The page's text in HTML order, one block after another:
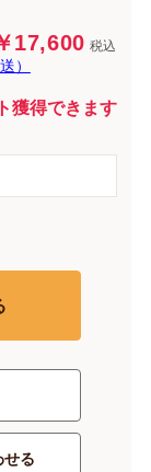
17,600 税込
）
獲得できます
せる